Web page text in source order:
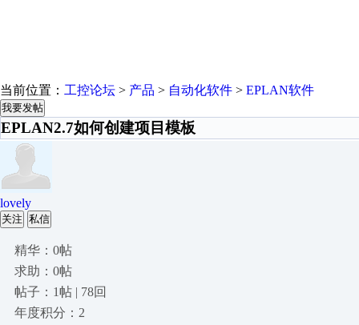
当前位置： 工控论坛 > 产品 > 自动化软件 > EPLAN软件
我要发帖
EPLAN2.7如何创建项目模板
lovely
关注 私信
精华：0帖
求助：0帖
帖子：1帖 | 78回
年度积分：2